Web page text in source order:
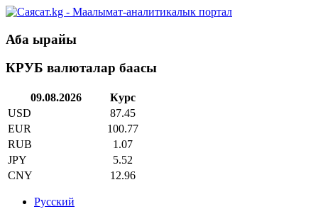
Аба ырайы
КРУБ валюталар баасы
09.08.2026
Курс
USD
87.45
EUR
100.77
RUB
1.07
JPY
5.52
CNY
12.96
Русский